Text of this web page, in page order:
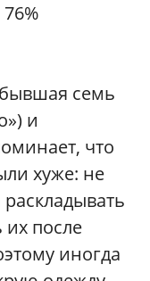
семь
и
что
хуже: не
их после
иногда